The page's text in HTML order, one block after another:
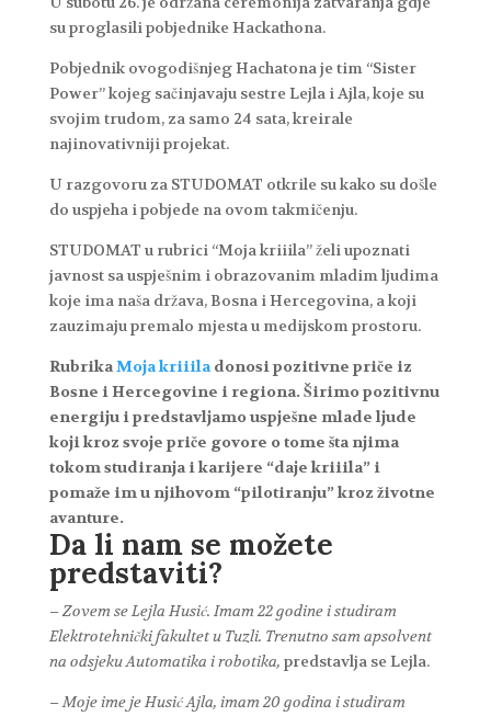
su proglasili pobjednike Hackathona.
Pobjednik ovogodišnjeg Hachatona je tim “Sister
Power” kojeg sačinjavaju sestre Lejla i Ajla, koje su
svojim trudom, za samo 24 sata, kreirale
najinovativniji projekat.
U razgovoru za STUDOMAT otkrile su kako su došle
do uspjeha i pobjede na ovom takmičenju.
STUDOMAT u rubrici “Moja kriiila” želi upoznati
javnost sa uspješnim i obrazovanim mladim ljudima
koje ima naša država, Bosna i Hercegovina, a koji
zauzimaju premalo mjesta u medijskom prostoru.
RubrikaMoja kriiiladonosi pozitivne priče iz
Bosne i Hercegovine i regiona. Širimo pozitivnu
energiju i predstavljamo uspješne mlade ljude
koji kroz svoje priče govore o tome šta njima
tokom studiranja i karijere “daje kriiila” i
pomaže im u njihovom “pilotiranju” kroz životne
avanture.
Da li nam se možete
predstaviti?
– Zovem se Lejla Husić. Imam 22 godine i studiram
Elektrotehnički fakultet u Tuzli. Trenutno sam apsolvent
na odsjeku Automatika i robotika, predstavlja se Lejla.
– Moje ime je Husić Ajla, imam 20 godina i studiram